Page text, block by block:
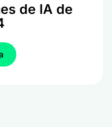
de IA de